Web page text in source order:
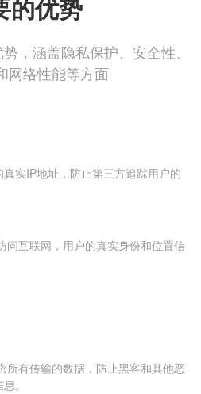
的优势
，涵盖隐私保护、安全性、
网络性能等方面
实IP地址，防止第三方追踪用户的
问互联网，用户的真实身份和位置信
所有传输的数据，防止黑客和其他恶
。